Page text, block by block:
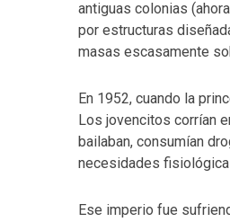
antiguas colonias
por estructuras
masas escasamente
En 1952, cuando la
Los jovencitos corrían
bailaban, consumían
necesidades
Ese imperio fue